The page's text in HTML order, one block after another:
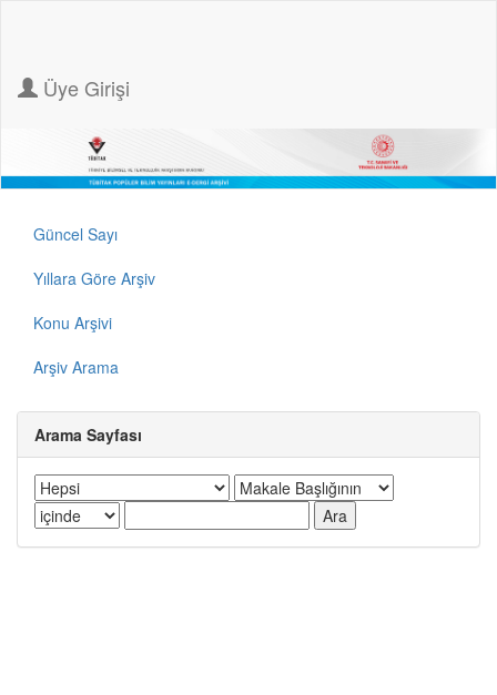
Üye Girişi
Güncel Sayı
Yıllara Göre Arşiv
Konu Arşivi
Arşiv Arama
Arama Sayfası